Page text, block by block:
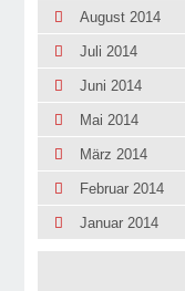
August 2014
Juli 2014
Juni 2014
Mai 2014
März 2014
Februar 2014
Januar 2014